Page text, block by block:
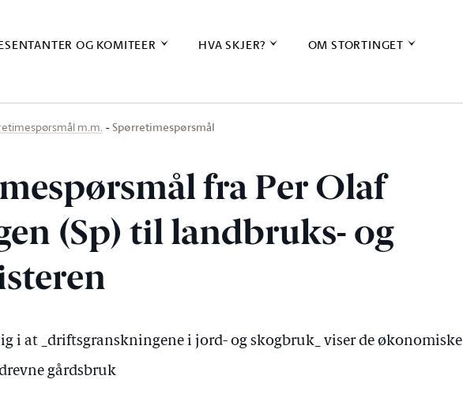
OG KOMITEER HVA SKJER? OM STORTINGET
m.m. Spørretimespørsmål
fra Per Olaf
(Sp) til landbruks- og
i at _driftsgranskningene i jord- og skogbruk_ viser de økonomiske
gårdsbruk